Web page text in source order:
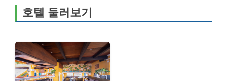
호텔 둘러보기